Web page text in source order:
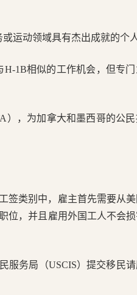
运动领域具有杰出成就的个人
1B相似的工作机会，但专
），为加拿大和墨西哥的公
签类别中，雇主首先需要从
位，并且雇用外国工人不会
服务局（USCIS）提交移民